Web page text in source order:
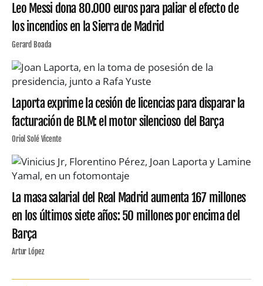
Leo Messi dona 80.000 euros para paliar el efecto de
los incendios en la Sierra de Madrid
Gerard Boada
Laporta exprime la cesión de licencias para disparar la
facturación de BLM: el motor silencioso del Barça
Oriol Solé Vicente
La masa salarial del Real Madrid aumenta 167 millones
en los últimos siete años: 50 millones por encima del
Barça
Artur López